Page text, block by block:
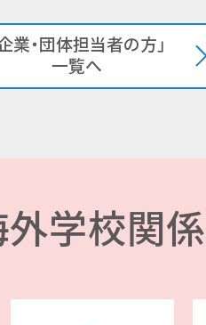
企業・団体担当者の方」
一覧へ
外学校関